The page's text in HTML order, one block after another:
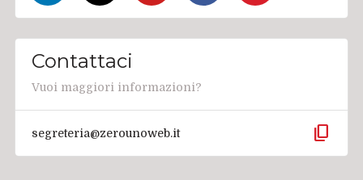
Contattaci
Vuoi maggiori informazioni?
segreteria@zerounoweb.it content_copy